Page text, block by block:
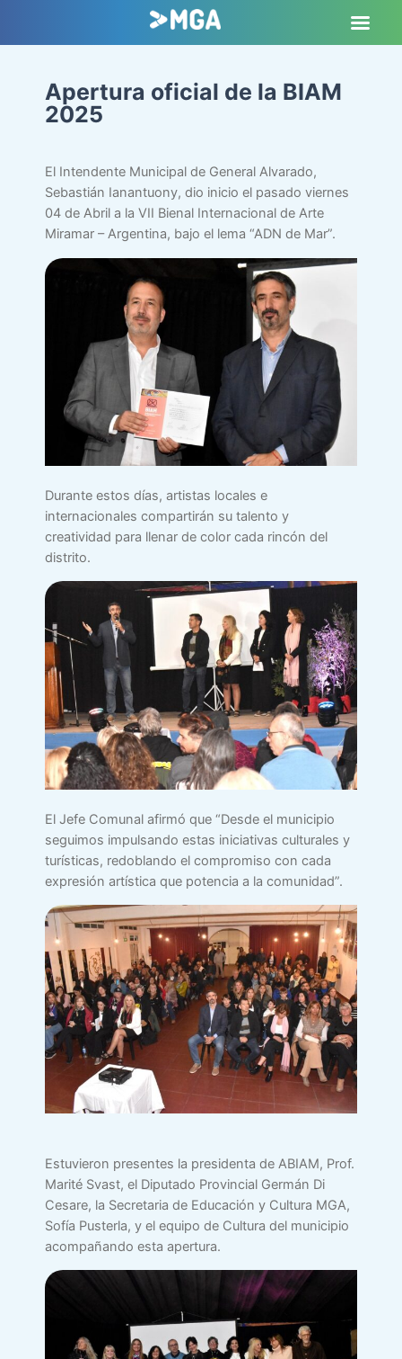
Apertura oficial de la BIAM
2025
El Intendente Municipal de General Alvarado,
Sebastián Ianantuony, dio inicio el pasado viernes
04 de Abril a la VII Bienal Internacional de Arte
Miramar – Argentina, bajo el lema “ADN de Mar”.
Durante estos días, artistas locales e
internacionales compartirán su talento y
creatividad para llenar de color cada rincón del
distrito.
El Jefe Comunal afirmó que “Desde el municipio
seguimos impulsando estas iniciativas culturales y
turísticas, redoblando el compromiso con cada
expresión artística que potencia a la comunidad”.
Estuvieron presentes la presidenta de ABIAM, Prof.
Marité Svast, el Diputado Provincial Germán Di
Cesare, la Secretaria de Educación y Cultura MGA,
Sofía Pusterla, y el equipo de Cultura del municipio
acompañando esta apertura.